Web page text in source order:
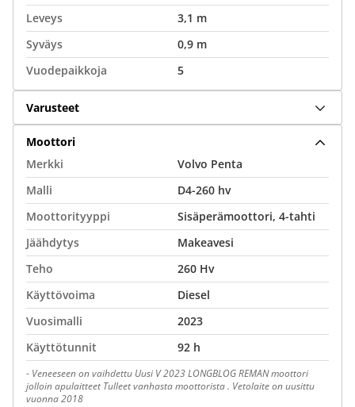
Leveys
3,1 m
Syväys
0,9 m
Vuodepaikkoja
5
Varusteet
Moottori
Merkki
Volvo Penta
Malli
D4-260 hv
Moottorityyppi
Sisäperämoottori, 4-tahti
Jäähdytys
Makeavesi
Teho
260 Hv
Käyttövoima
Diesel
Vuosimalli
2023
Käyttötunnit
92 h
- Veneeseen on vaihdettu Uusi V 2023 LONGBLOG REMAN moottori
jolloin apulaitteet Tulleet vanhasta moottorista . Vetolaite on uusittu
vuonna 2018